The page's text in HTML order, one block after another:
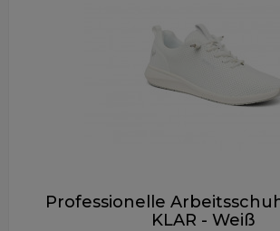
Professionelle
KLAR - Weiß